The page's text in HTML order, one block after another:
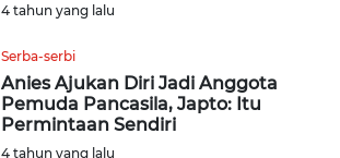
4 tahun yang lalu
Serba-serbi
Anies Ajukan Diri Jadi Anggota
Pemuda Pancasila, Japto: Itu
Permintaan Sendiri
4 tahun yang lalu